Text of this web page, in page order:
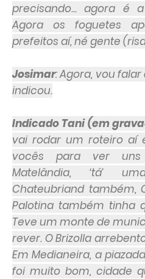
precisando... agora é
Agora os foguetes
prefeitos aí, né gente
Josimar: Agora, vou
indicou.
Indicado Tani (em
vai rodar um roteiro aí
vocês para ver uns
Matelândia, ‘tá’
Chateubriand também,
Palotina também tinha
Teve um monte de
rever. O Brizolla
Em Medianeira, a
foi muito bom, cidade